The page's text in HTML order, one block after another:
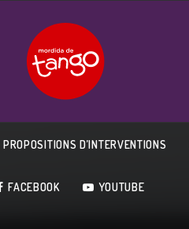
PROPOSITIONS D’INTERVENTIONS
FACEBOOK YOUTUBE